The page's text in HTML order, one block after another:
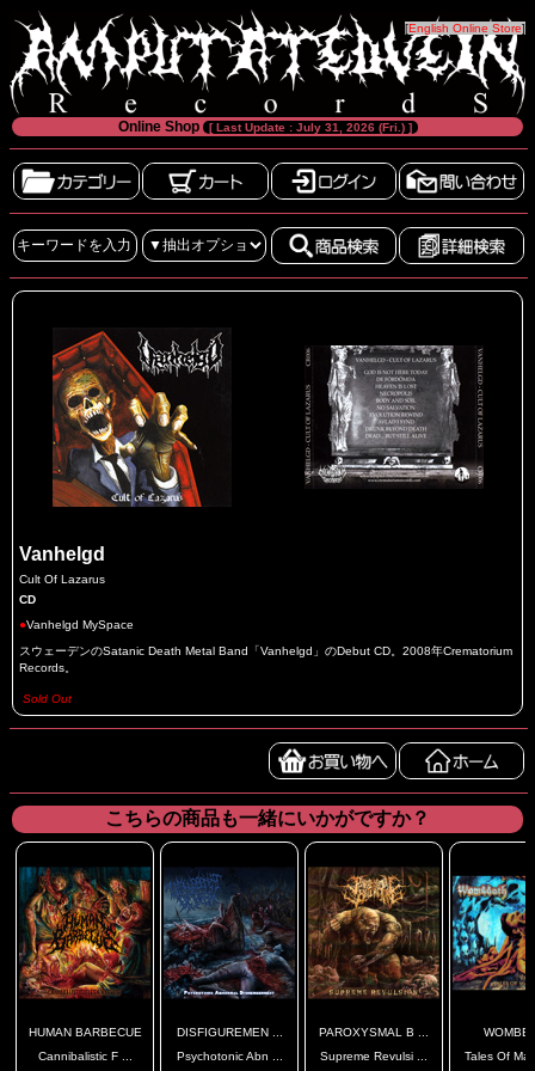
[English Online Store]
Online Shop [ Last Update : July 31, 2026 (Fri.) ]
Vanhelgd
Cult Of Lazarus
CD
●Vanhelgd MySpace
スウェーデンのSatanic Death Metal Band「Vanhelgd」のDebut CD。2008年Crematorium
Records。
Sold Out
こちらの商品も一緒にいかがですか？
HUMAN BARBECUE
Cannibalistic F ...
DISFIGUREMEN ...
Psychotonic Abn ...
PAROXYSMAL B ...
Supreme Revulsi ...
Tales Of